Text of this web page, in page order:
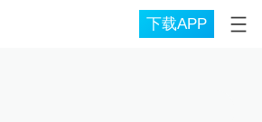
下载APP